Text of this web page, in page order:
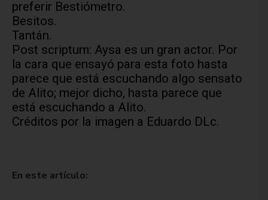
preferir Bestiómetro.
Besitos.
Tantán.
Post scriptum: Aysa es un gran actor. Por
la cara que ensayó para esta foto hasta
parece que está escuchando algo sensato
de Alito; mejor dicho, hasta parece que
está escuchando a Alito.
Créditos por la imagen a Eduardo DLc.
En este artículo: